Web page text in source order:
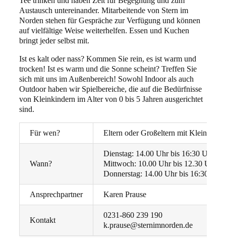
Austausch untereinander. Mitarbeitende von Stern im
Norden stehen für Gespräche zur Verfügung und können
auf vielfältige Weise weiterhelfen. Essen und Kuchen
bringt jeder selbst mit.
Ist es kalt oder nass? Kommen Sie rein, es ist warm und
trocken! Ist es warm und die Sonne scheint? Treffen Sie
sich mit uns im Außenbereich! Sowohl Indoor als auch
Outdoor haben wir Spielbereiche, die auf die Bedürfnisse
von Kleinkindern im Alter von 0 bis 5 Jahren ausgerichtet
sind.
Für wen? Eltern oder Großeltern mit
Wann?
Dienstag: 14.00 Uhr bis 16:30 Uhr
Mittwoch: 10.00 Uhr bis 12.30 Uhr
Donnerstag: 14.00 Uhr bis 16:30 Uhr
Ansprechpartner Karen Prause
Kontakt
0231-860 239 190
k.prause@sternimnorden.de